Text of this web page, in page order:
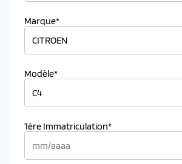
Marque*
Modèle*
1ère Immatriculation*